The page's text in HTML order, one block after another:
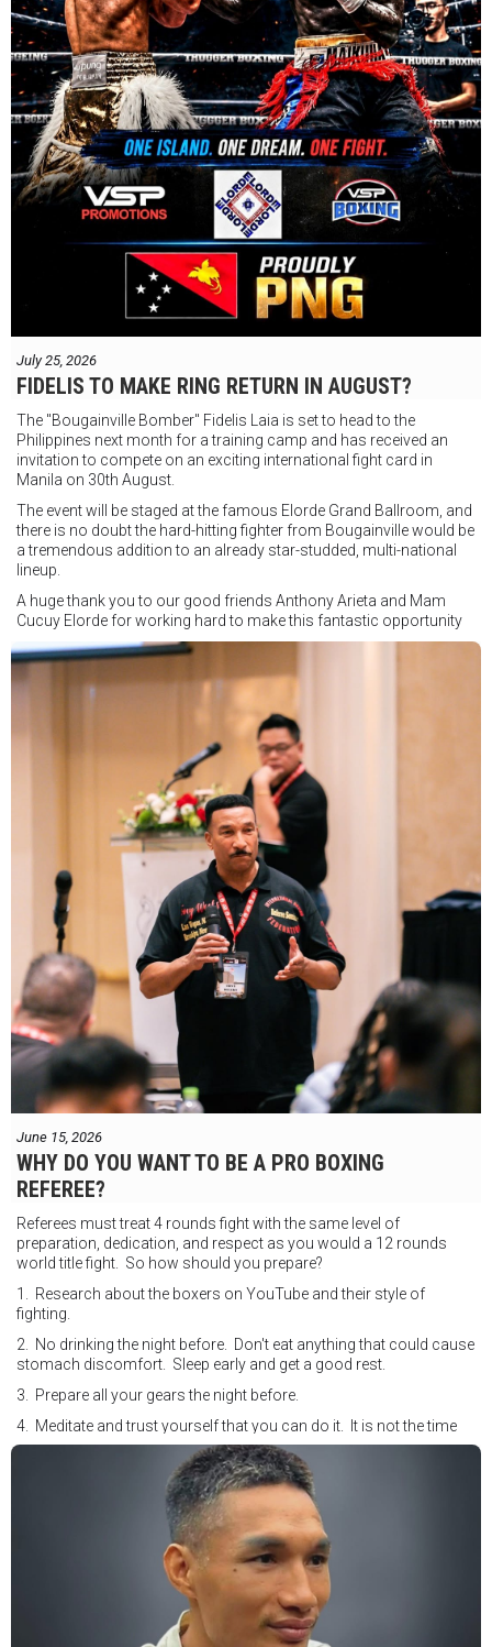
July 25, 2026
FIDELIS TO MAKE RING RETURN IN AUGUST?
The "Bougainville Bomber" Fidelis Laia is set to head to the
Philippines next month for a training camp and has received an
invitation to compete on an exciting international fight card in
Manila on 30th August.
The event will be staged at the famous Elorde Grand Ballroom, and
there is no doubt the hard-hitting fighter from Bougainville would be
a tremendous addition to an already star-studded, multi-national
lineup.
A huge thank you to our good friends Anthony Arieta and Mam
Cucuy Elorde for working hard to make this fantastic opportunity
We hope to have some exciting news to share very soon!
June 15, 2026
WHY DO YOU WANT TO BE A PRO BOXING
REFEREE?
Referees must treat 4 rounds fight with the same level of
preparation, dedication, and respect as you would a 12 rounds
world title fight. So how should you prepare?
1. Research about the boxers on YouTube and their style of
fighting.
2. No drinking the night before. Don't eat anything that could cause
stomach discomfort. Sleep early and get a good rest.
3. Prepare all your gears the night before.
4. Meditate and trust yourself that you can do it. It is not the time
for self doubt.
5. Conduct yourself as if you are on the world stage for a world
championship fight. Remeber that everyone is watching.
6. It's ok to make a mistake but its not okay to hesitate. When you
make a call, make it loud and clear.
Know that it is not about you. It's about ensuring the safety and the
fairness for the boxers who put their lives in the ring. At the end,
what Tony Weeks said during the Referee training seminar
encapsulates it well. "You do it for the love and respect of the